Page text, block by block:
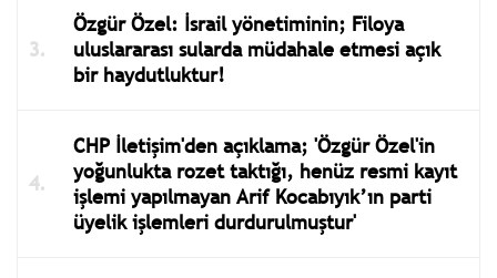
Özgür Özel: İsrail yönetiminin; Filoya
uluslararası sularda müdahale etmesi açık
bir haydutluktur!
CHP İletişim'den açıklama; 'Özgür Özel'in
yoğunlukta rozet taktığı, henüz resmi kayıt
işlemi yapılmayan Arif Kocabıyık’ın parti
üyelik işlemleri durdurulmuştur'